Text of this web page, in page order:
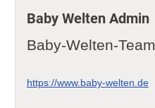
Baby Welten Admin
Baby-Welten-Team
https://www.baby-welten.de